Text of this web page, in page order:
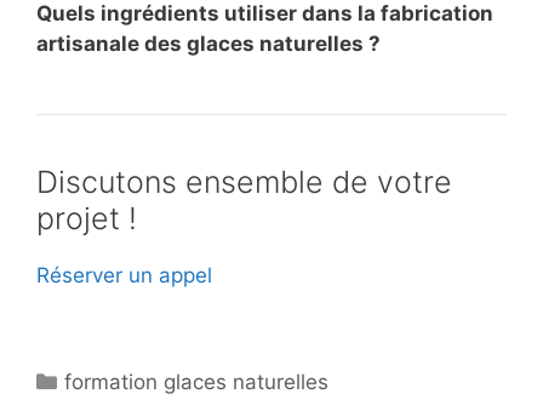
Quels ingrédients utiliser dans la fabrication
artisanale des glaces naturelles ?
Discutons ensemble de votre
projet !
Réserver un appel
Catégories
formation glaces naturelles